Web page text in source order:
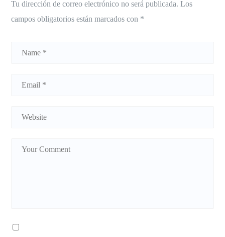
Tu dirección de correo electrónico no será publicada. Los
campos obligatorios están marcados con *